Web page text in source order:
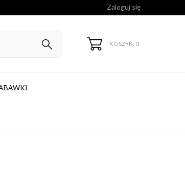
Zaloguj się
KOSZYK: 0